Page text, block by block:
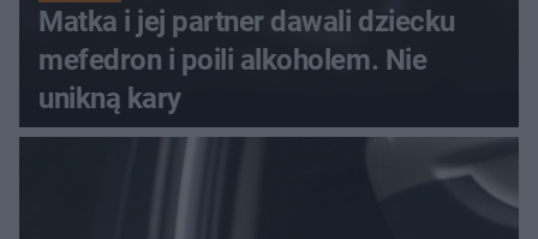
Matka i jej partner dawali dziecku
mefedron i poili alkoholem. Nie
unikną kary